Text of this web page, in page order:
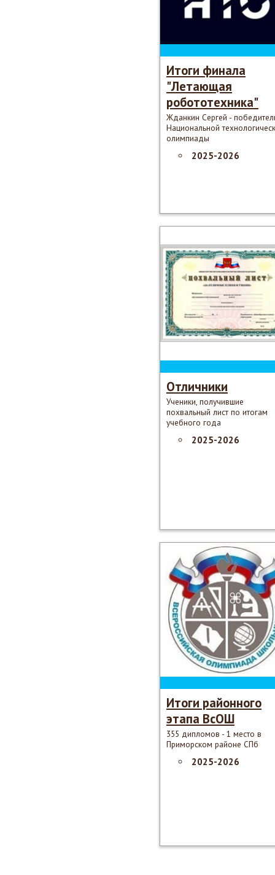
Итоги финала
"Летающая
робототехника"
Жданкин Сергей -
Национальной
олимпиады
2025-2026
Отличники
Ученики, получившие
похвальный лист по итогам
учебного года
2025-2026
Итоги районного
этапа ВсОШ
355 дипломов - 1 место в
Приморском районе СПб
2025-2026